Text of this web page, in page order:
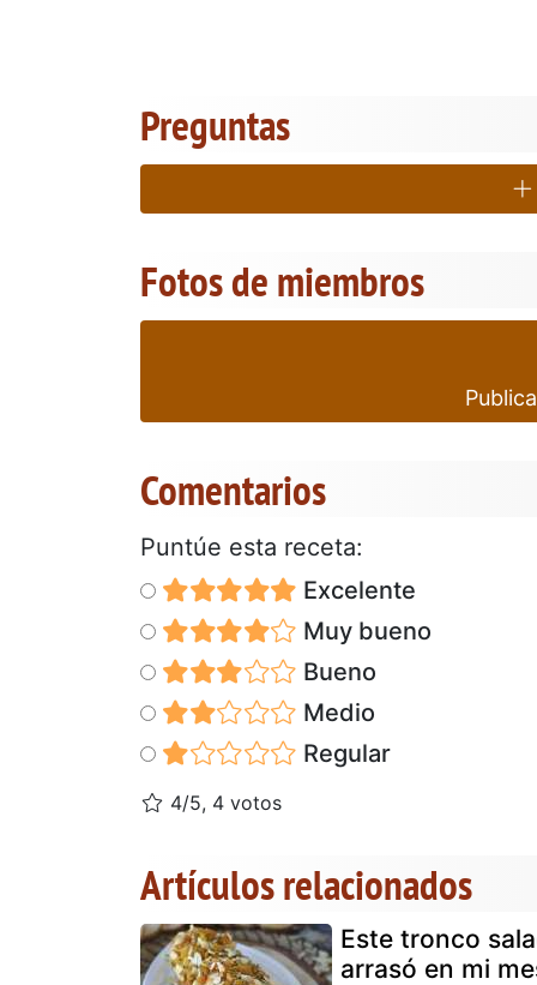
Preguntas
Fotos de miembros
Comentarios
Puntúe esta receta:
Excelente
Muy bueno
Bueno
Medio
Regular
4/5, 4 votos
Artículos relacionados
Este tronco
arrasó en mi